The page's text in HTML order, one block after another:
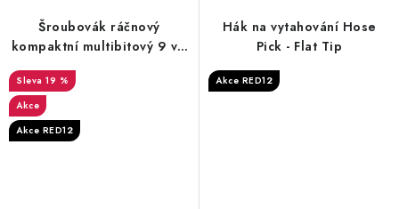
Šroubovák ráčnový
kompaktní multibitový 9 v 1
Milwaukee
19 %
Akce
Akce RED12
Hák na vytahování Hose
Pick - Flat Tip
Akce RED12